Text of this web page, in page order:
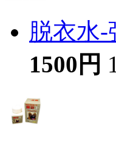
脱衣水-
1500円